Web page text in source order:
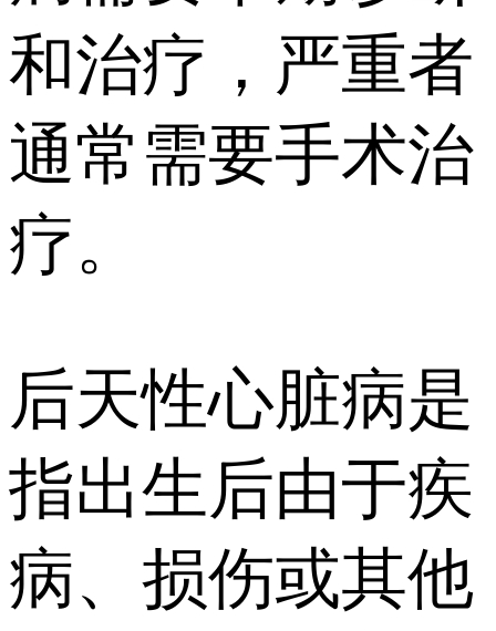
和治疗，严重者
通常需要手术治
疗。
后天性心脏病是
指出生后由于疾
病、损伤或其他